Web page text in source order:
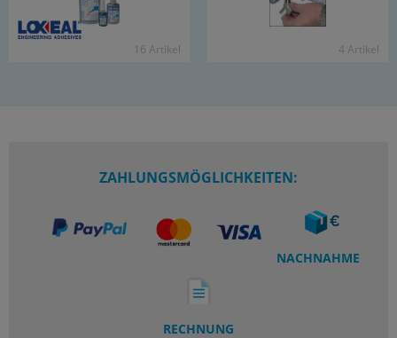
16 Ar­ti­kel 4 Ar­ti­kel
ZAHLUNGSMÖGLICHKEITEN:
NACHNAHME
RECHNUNG